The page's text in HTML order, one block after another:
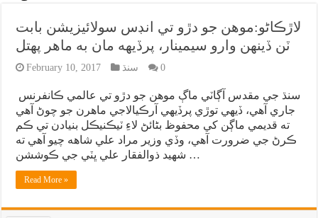
لاڙڪاڻو:موهن جو دڙو تي انڊس سولائيزيشن بابت
ٽن ڏينهن وارو سيمينار، پرڏيهه مان به ماهر پهتل
February 10, 2017 سنڌ 0
جاري آهي، ڏيهي توڙي پرڏيهي آرڪيالاجي ماهرن جو چوڻ آهي
ته قديمي ماڳن کي محفوظ بڻائڻ لاءِ ٽيڪنيڪل بنيادن تي ڪم
ڪرڻ جي ضرورت آهي، وڏي وزير مراد علي شاهه چيو آهي ته
شهيد ذوالفقار علي ڀٽي جي ڪوششن …
Read More »